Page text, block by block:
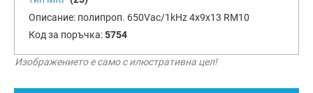
Описание: полипроп. 650Vac/1kHz 4x9x13 RM10
Код за поръчка:5754
Изображението е само с илюстративна цел!